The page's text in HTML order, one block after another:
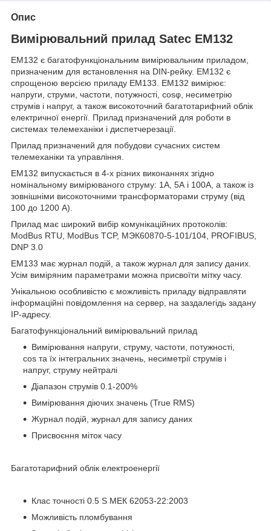
Опис
Вимірювальний прилад Satec EM132
EM132 є багатофункціональним вимірювальним приладом,
призначеним для встановлення на DIN-рейку. EM132 є
спрощеною версією приладу ЕМ133. EM132 вимірює:
напруги, струми, частоти, потужності, cosφ, несиметрію
струмів і напруг, а також високоточний багатотарифний облік
електричної енергії. Прилад призначений для роботи в
системах телемеханіки і диспетчерезації.
Прилад призначений для побудови сучасних систем
телемеханіки та управління.
EM132 випускається в 4-х різних виконаннях згідно
номінальному вимірюваного струму: 1А, 5А і 100А, а також із
зовнішніми високоточними трансформаторами струму (від
100 до 1200 А).
Прилад має широкий вибір комунікаційних протоколів:
ModBus RTU, ModBus TCP, МЭК60870-5-101/104, PROFIBUS,
DNP 3.0
ЕМ133 має журнал подій, а також журнал для запису даних.
Усім виміряним параметрами можна присвоїти мітку часу.
Унікальною особливістю є можливість приладу відправляти
інформаційні повідомлення на сервер, на заздалегідь задану
IP-адресу.
Багатофункціональний вимірювальний прилад
Вимірювання напруги, струму, частоти, потужності,
cos та їх інтегральних значень, несиметрії струмів і
напруг, струму нейтралі
Діапазон струмів 0.1-200%
Вимірювання діючих значень (True RMS)
Журнал подій, журнал для запису даних
Присвоєння міток часу
Багатотарифний облік електроенергії
Клас точності 0.5 S МЕК 62053-22:2003
Можливість пломбування